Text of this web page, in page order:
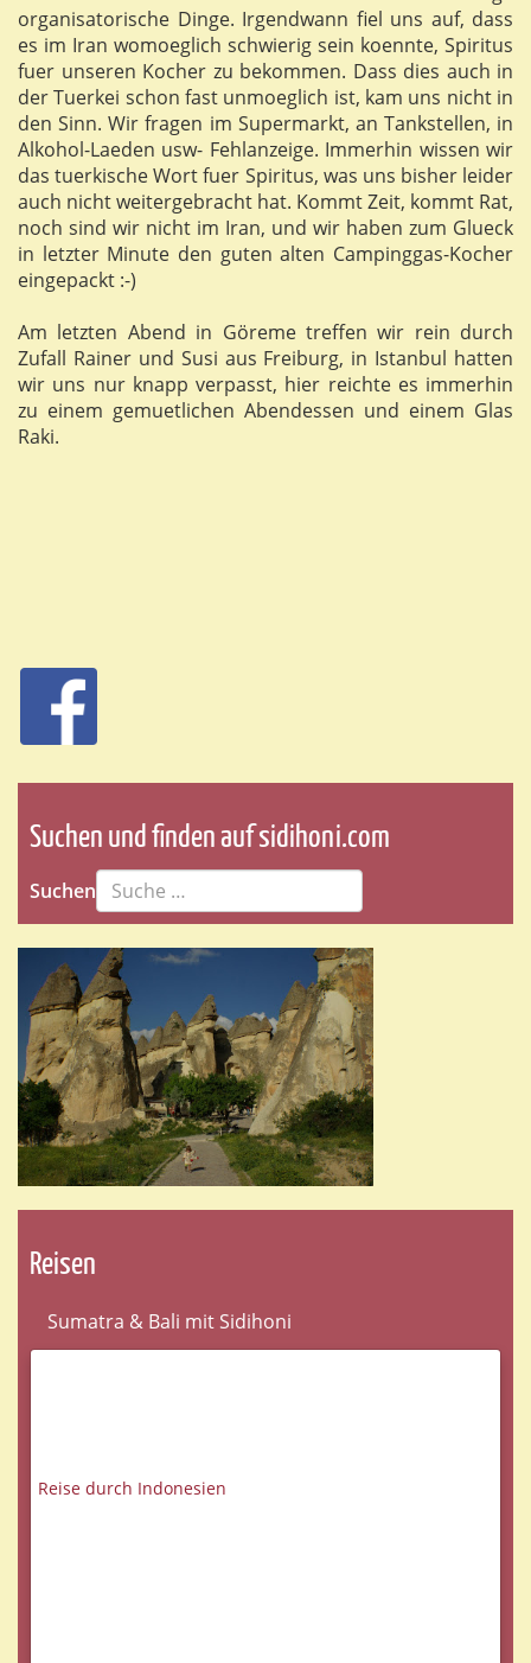
organisatorische Dinge. Irgendwann fiel uns auf, dass
es im Iran womoeglich schwierig sein koennte, Spiritus
fuer unseren Kocher zu bekommen. Dass dies auch in
der Tuerkei schon fast unmoeglich ist, kam uns nicht in
den Sinn. Wir fragen im Supermarkt, an Tankstellen, in
Alkohol-Laeden usw- Fehlanzeige. Immerhin wissen wir
das tuerkische Wort fuer Spiritus, was uns bisher leider
auch nicht weitergebracht hat. Kommt Zeit, kommt Rat,
noch sind wir nicht im Iran, und wir haben zum Glueck
in letzter Minute den guten alten Campinggas-Kocher
eingepackt :-)
Am letzten Abend in Göreme treffen wir rein durch
Zufall Rainer und Susi aus Freiburg, in Istanbul hatten
wir uns nur knapp verpasst, hier reichte es immerhin
zu einem gemuetlichen Abendessen und einem Glas
Raki.
Suchen und finden auf sidihoni.com
Suchen
Reisen
Sumatra & Bali mit Sidihoni
Reise durch Indonesien